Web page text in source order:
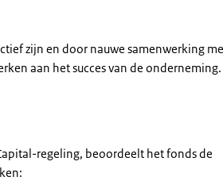
zijn en door nauwe samenwerking
aan het succes van de onderneming.
regeling, beoordeelt het fonds de